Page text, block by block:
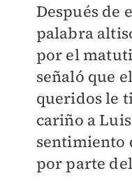
Después de
palabra
por el
señaló que
queridos le
cariño a
sentimiento
por parte